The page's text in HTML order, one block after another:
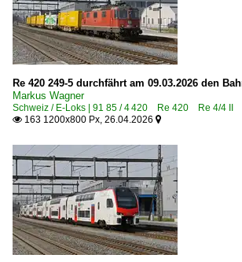
Re 420 249-5 durchfährt am 09.03.2026 den
Markus Wagner
Schweiz / E-Loks | 91 85 / 4 420 Re 420 Re 4/4 II
 163 1200x800 Px, 26.04.2026 